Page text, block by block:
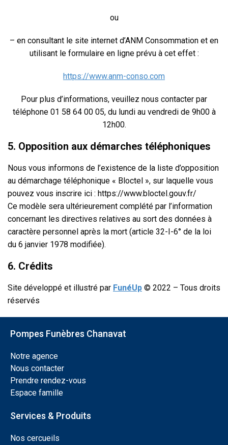
ou
– en consultant le site internet d’ANM Consommation et en
utilisant le formulaire en ligne prévu à cet effet :
https://www.anm-conso.com
Pour plus d’informations, veuillez nous contacter par
téléphone 01 58 64 00 05, du lundi au vendredi de 9h00 à
12h00.
5. Opposition aux démarches téléphoniques
Nous vous informons de l’existence de la liste d’opposition
au démarchage téléphonique « Bloctel », sur laquelle vous
pouvez vous inscrire ici : https://www.bloctel.gouv.fr/
Ce modèle sera ultérieurement complété par l’information
concernant les directives relatives au sort des données à
caractère personnel après la mort (article 32-I-6° de la loi
du 6 janvier 1978 modifiée).
6. Crédits
Site développé et illustré par FunéUp © 2022 – Tous droits
réservés
Pompes Funèbres Chanavat
Notre agence
Nous contacter
Prendre rendez-vous
Espace famille
Services & Produits
Nos cercueils